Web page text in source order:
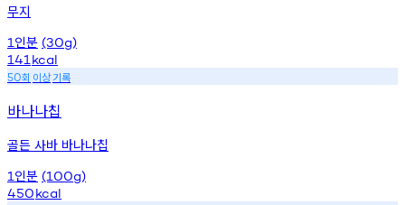
무지
1 인분 (30g)
141 kcal
50회 이상기록
바나나칩
골든 사바 바나나칩
1 인분 (100g)
450kcal